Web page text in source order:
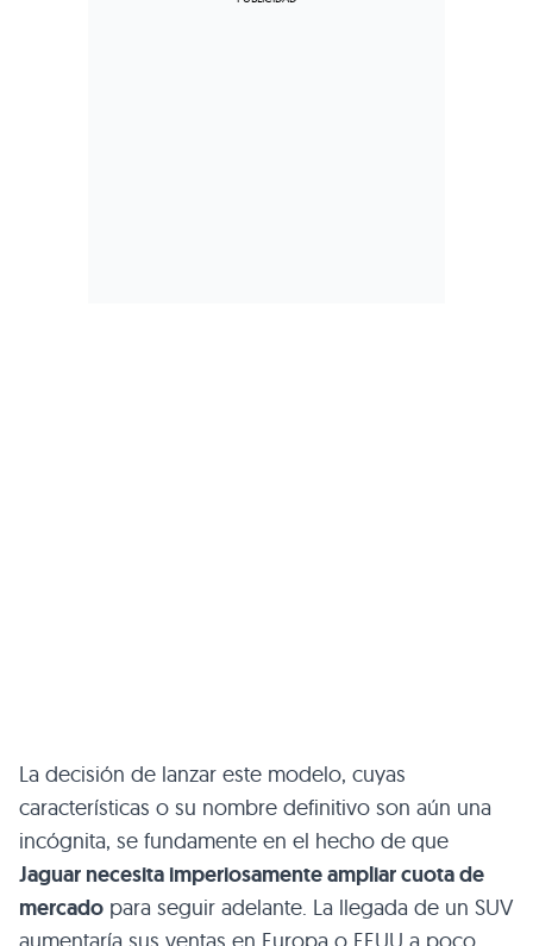
La decisión de lanzar este modelo, cuyas
características o su nombre definitivo son aún una
incógnita, se fundamente en el hecho de que
Jaguar necesita imperiosamente ampliar cuota de
mercado para seguir adelante. La llegada de un SUV